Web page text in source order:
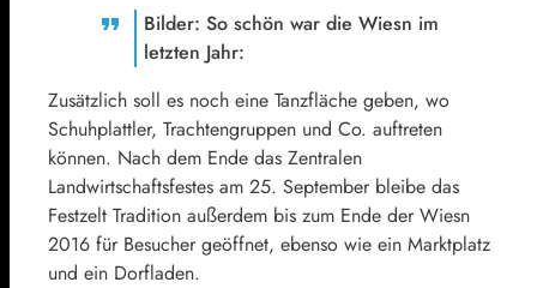
Bilder: So schön war die Wiesn im
letzten Jahr:
Zusätzlich soll es noch eine Tanzfläche geben, wo
Schuhplattler, Trachtengruppen und Co. auftreten
können. Nach dem Ende das Zentralen
Landwirtschaftsfestes am 25. September bleibe das
Festzelt Tradition außerdem bis zum Ende der Wiesn
2016 für Besucher geöffnet, ebenso wie ein Marktplatz
und ein Dorfladen.